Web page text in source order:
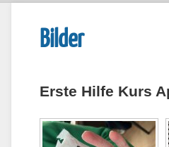
Bilder
Erste Hilfe Kurs